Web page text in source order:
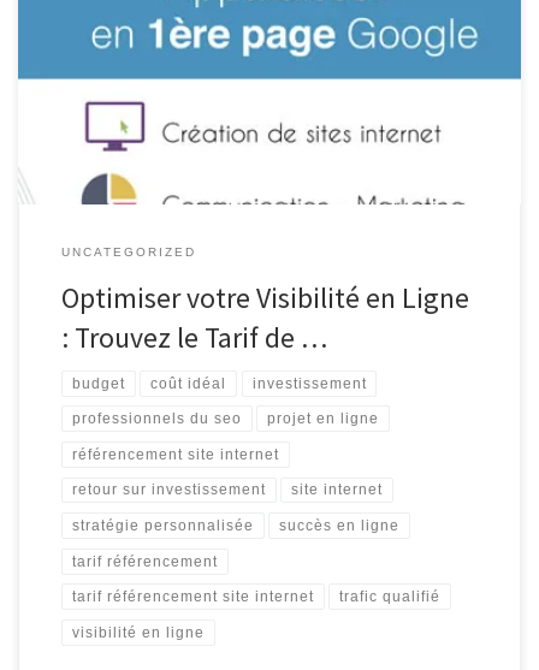
Internet : Comment Déterminer le Coût Idéal pour Votre Projet en
Ligne Le référencement d’un site internet est une étape cruciale
pour assurer sa visibilité en ligne et attirer un trafic qualifié.
Cependant, déterminer le tarif idéal pour le référencement de
votre site […]
UNCATEGORIZED
Optimiser votre Visibilité en Ligne
: Trouvez le Tarif de …
budget coût idéal investissement
professionnels du seo projet en ligne
référencement site internet
retour sur investissement site internet
stratégie personnalisée succès en ligne
tarif référencement
tarif référencement site internet trafic qualifié
visibilité en ligne